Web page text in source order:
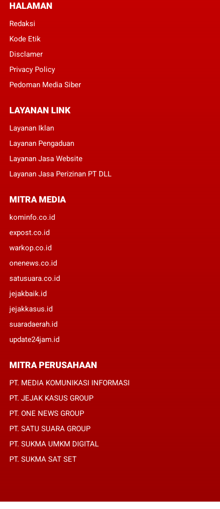
HALAMAN
Redaksi
Kode Etik
Disclamer
Privacy Policy
Pedoman Media Siber
LAYANAN LINK
Layanan Iklan
Layanan Pengaduan
Layanan Jasa Website
Layanan Jasa Perizinan PT DLL
MITRA MEDIA
kominfo.co.id
expost.co.id
warkop.co.id
onenews.co.id
satusuara.co.id
jejakbaik.id
jejakkasus.id
suaradaerah.id
update24jam.id
MITRA PERUSAHAAN
PT. MEDIA KOMUNIKASI INFORMASI
PT. JEJAK KASUS GROUP
PT. ONE NEWS GROUP
PT. SATU SUARA GROUP
PT. SUKMA UMKM DIGITAL
PT. SUKMA SAT SET